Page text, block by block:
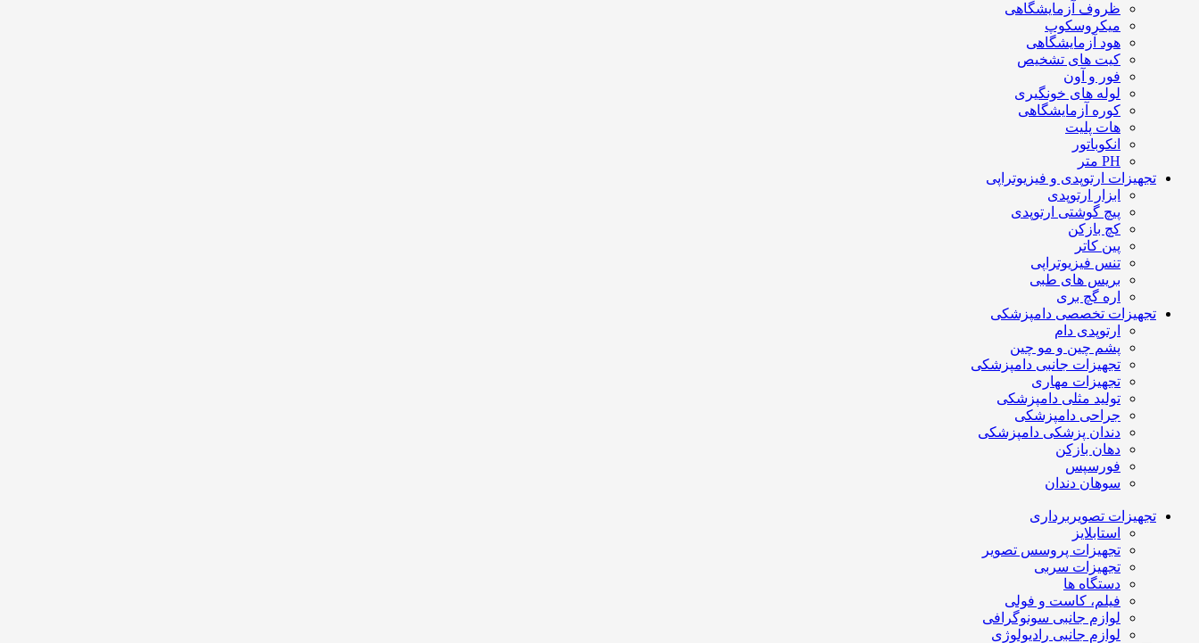
ظروف آزمایشگاهی
میکروسکوپ
هود آزمایشگاهی
کیت های تشخیص
فور و آون
لوله های خونگیری
کوره آزمایشگاهی
هات پلیت
انکوباتور
PH متر
تجهیزات ارتوپدی و فیزیوتراپی
ابزار ارتوپدی
پیچ گوشتی ارتوپدی
کچ بازکن
پین کاتر
تنس فیزیوتراپی
بریس های طبی
اره گچ بری
تجهیزات تخصصی دامپزشکی
ارتوپدی دام
پشم چین و مو چین
تجهیزات جانبی دامپزشکی
تجهیزات مهاری
تولید مثلی دامپزشکی
جراحی دامپزشکی
دندان پزشکی دامپزشکی
دهان بازکن
فورسپس
سوهان دندان
تجهیزات تصویربرداری
استابلایز
تجهیزات پروسس تصویر
تجهیزات سربی
دستگاه ها
فیلم، کاست و فولی
لوازم جانبی سونوگرافی
لوازم جانبی رادیولوژی